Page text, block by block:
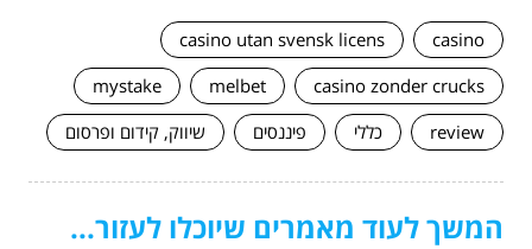
casino
casino utan svensk licens
casino zonder crucks
melbet
mystake
review
כללי פיננסים שיווק, קידום ופרסום
המשך לעוד מאמרים שיוכלו לעזור...